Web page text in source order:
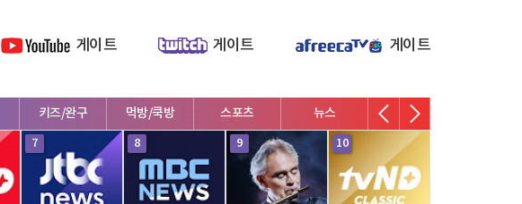
게이트 게이트 게이트
키즈/완구 먹방/쿡방 스포츠 뉴스 V로그/소통
7 8 9 10